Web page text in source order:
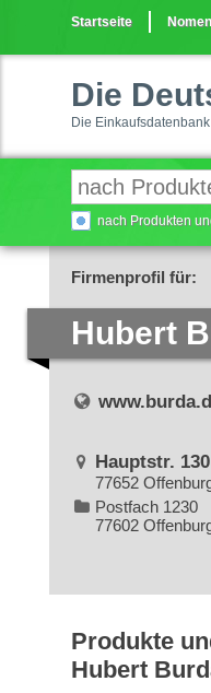
Startseite
Die
Die
nach Produkten
Firmenprofil für:
Hubert
Hauptstr. 130
77652
Postfach 1230
77602
Produkte
Hubert